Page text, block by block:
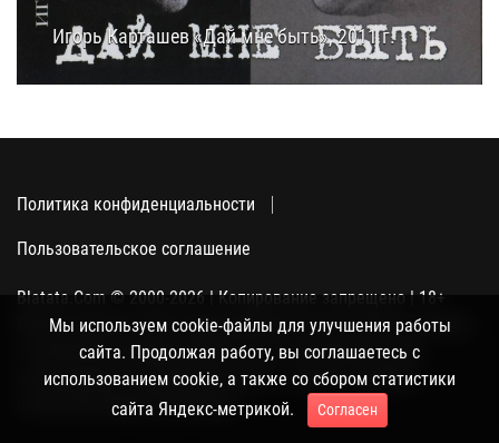
Игорь Карташев «Дай мне быть», 2011 г.
07.03.201912:10
Политика конфиденциальности
Пользовательское соглашение
Blatata.Com © 2000-2026 | Копирование запрещено | 18+
Использование сайта подразумевает ваше полное согласие
с политикой конфиденциальности, пользовательским
соглашением и поддержкой куки, а также со сбором
статистики Яндекс-метрикой.
Мы используем cookie-файлы для улучшения работы
сайта. Продолжая работу, вы соглашаетесь с
использованием cookie, а также со сбором статистики
сайта Яндекс-метрикой.
Согласен